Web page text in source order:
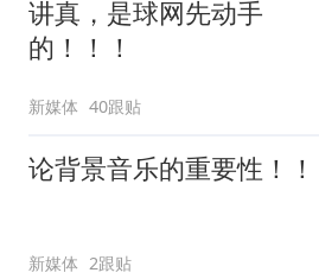
讲真，是球网先动手
的！！！
新媒体 40跟贴
论背景音乐的重要性！！
新媒体 2跟贴